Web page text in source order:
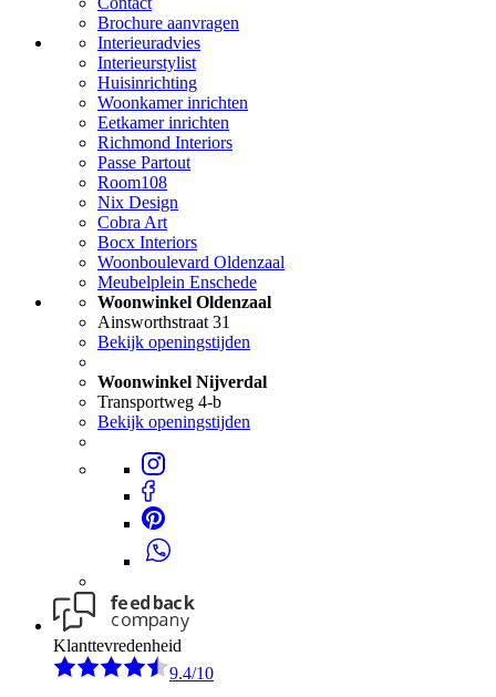
Brochure aanvragen
Interieuradvies
Interieurstylist
Huisinrichting
Woonkamer inrichten
Eetkamer inrichten
Richmond Interiors
Passe Partout
Room108
Nix Design
Cobra Art
Bocx Interiors
Woonboulevard Oldenzaal
Meubelplein Enschede
Woonwinkel Oldenzaal
Ainsworthstraat 31
Bekijk openingstijden
Woonwinkel Nijverdal
Transportweg 4-b
Bekijk openingstijden
Klanttevredenheid
9.4/10